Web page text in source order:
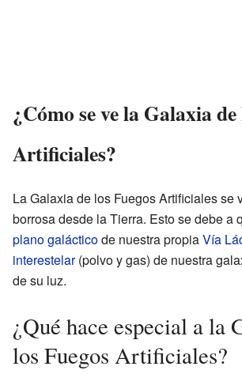
¿Cómo se ve la Galaxia
Artificiales?
La Galaxia de los Fuegos Artificiales se
borrosa desde la Tierra. Esto se debe a
plano galácticode nuestra propiaVía
interestelar(polvo y gas) de nuestra
de su luz.
¿Qué hace especial a la
los Fuegos Artificiales?